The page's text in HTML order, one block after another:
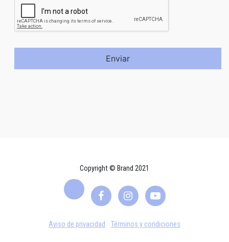
Enviar
Copyright © Brand 2021
Aviso de privacidad Términos y condiciones